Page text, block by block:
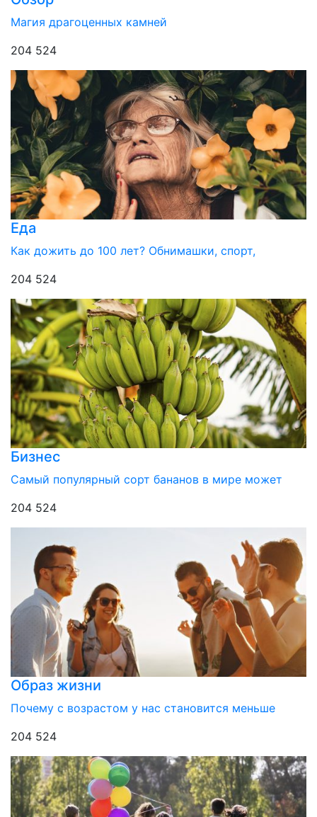
Магия драгоценных камней
204 524
Еда
Как дожить до 100 лет? Обнимашки, спорт,
204 524
Бизнес
Самый популярный сорт бананов в мире может
204 524
Образ жизни
Почему с возрастом у нас становится меньше
204 524